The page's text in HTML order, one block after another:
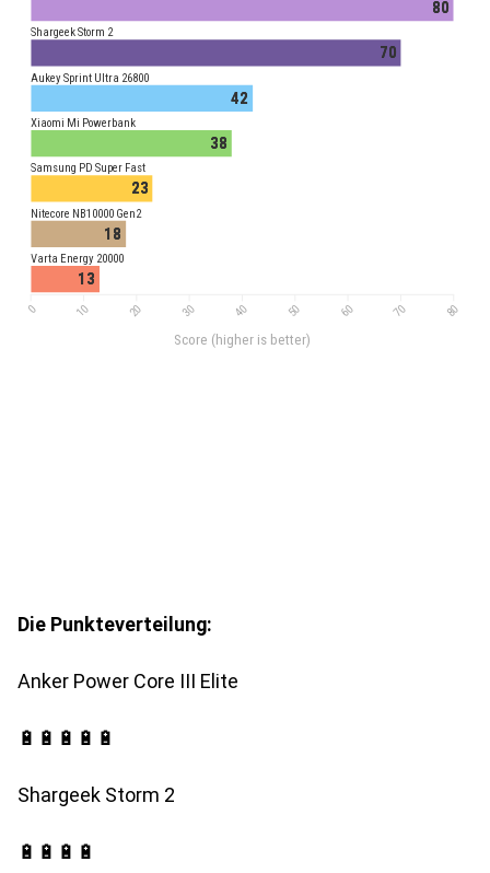
Die Punkteverteilung:
Anker Power Core III Elite
🔋🔋🔋🔋🔋
Shargeek Storm 2
🔋🔋🔋🔋